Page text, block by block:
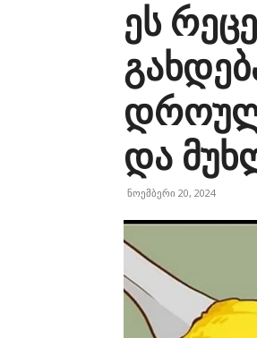
ეს
და
ნოემბერი 20, 2024